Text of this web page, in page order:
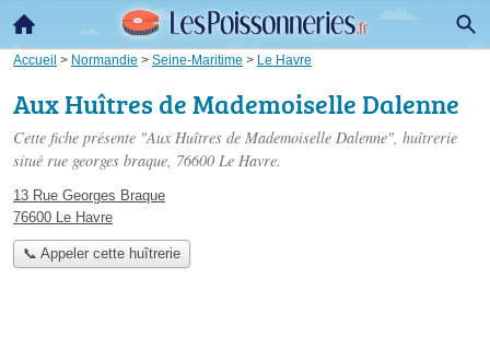
Accueil > Normandie > Seine-Maritime > Le Havre
Aux Huîtres de Mademoiselle Dalenne
Cette fiche présente "Aux Huîtres de Mademoiselle Dalenne", huîtrerie
situé rue georges braque, 76600 Le Havre.
13 Rue Georges Braque
76600 Le Havre
📞 Appeler cette huîtrerie